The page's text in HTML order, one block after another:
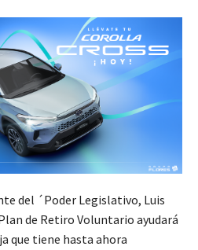
del ´Poder Legislativo, Luis
de Retiro Voluntario ayudará
que tiene hasta ahora